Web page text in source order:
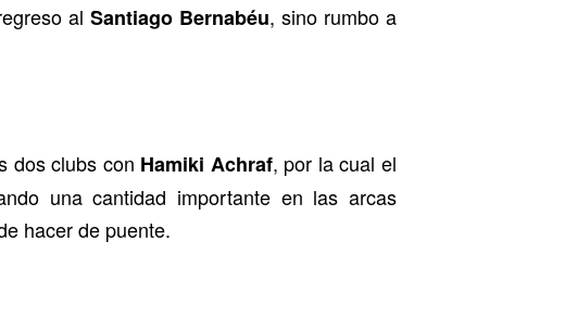
alSantiago Bernabéu, sino rumbo a
dos clubs con Hamiki Achraf, por la cual el
una cantidad importante en las arcas
hacer de puente.